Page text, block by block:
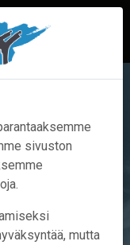
sivuston
mutta